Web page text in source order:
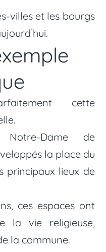
villes et les bourgs
cette
Dame de
la place du
principaux lieux de
ces espaces ont
la vie religieuse,
la commune.